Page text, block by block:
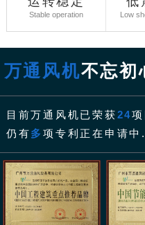
Stable operation Low
万通风机不忘初
目前万通风机已荣获24
仍有多项专利正在申请